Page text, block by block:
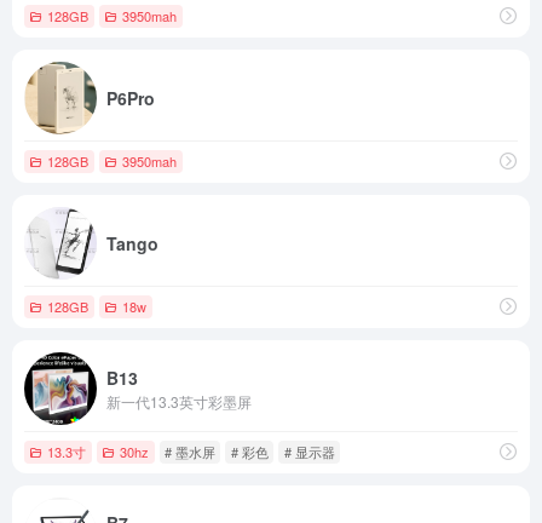
128GB 3950mah
P6Pro
128GB 3950mah
Tango
128GB 18w
B13
新一代13.3英寸彩墨屏
13.3寸 30hz # 墨水屏 # 彩色 # 显示器